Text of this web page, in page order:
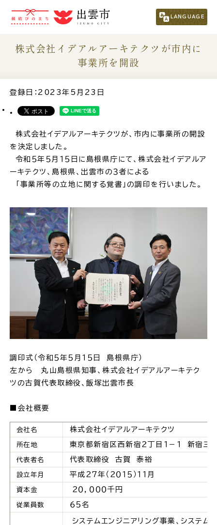
LANGUAGE
市民の方 （くらし・行政・議会）
事業者の方
For Foreigners
外国人の方へ
新着情報一覧
ふるさと納税
から探
妊娠・出産 子育て
入園・入学 結婚・離婚
引っ越し 就職・転職・退職
高齢者・介護
株式会社イデアルアーキテクツが市内に
事業所を開設
登録日：2023年5月23日
株式会社イデアルアーキテクツが、市内に事業所の開設
を決定しました。
令和５年５月１５日に島根県庁にて、株式会社イデアルア
ーキテクツ、島根県、出雲市の３者による
「事業所等の立地に関する覚書」の調印を行いました。
調印式（令和５年５月１５日 島根県庁）
左から 丸山島根県知事、株式会社イデアルアーキテク
ツの古賀代表取締役、飯塚出雲市長
■会社概要
会社名 株式会社イデアルアーキテクツ
所在地 東京都新宿区西新宿２丁目１－１ 新宿三
代表者名 代表取締役 古賀 泰裕
設立年月 平成２７年（２０１５）１１月
資本金 ２０，０００千円
従業員数 ６５名
システムエンジニアリング事業、システム